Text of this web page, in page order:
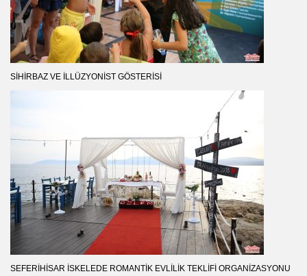
SIHIRBAZ VE İLLÜZYONIST GÖSTERISI
SEFERIHISAR İSKELEDE ROMANTIK EVLILIK TEKLIFI ORGANIZASYONU